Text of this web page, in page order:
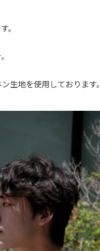
。
生地を使用しております。